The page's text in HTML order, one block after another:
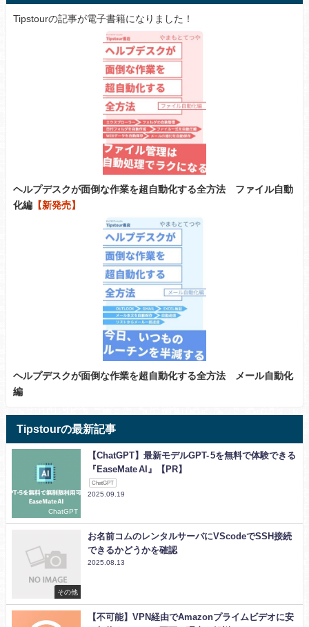
Tipstourの記事が電子書籍になりました！
ヘルプデスクが面倒な作業を超自動化する全方法 ファイル自動
化編 【新発売】
ヘルプデスクが面倒な作業を超自動化する全方法 メール自動化
編
Tipstourの最新記事
ChatGPT
【ChatGPT】最新モデルGPT- 5を無料で体験できる
『EaseMate AI』【PR】
ChatGPT
2025.09.19
その他
お名前コムのレンタルサーバにVScodeでSSH接続
できるかどうかを確認
2025.08.13
【不可能】VPN経由でAmazonプライムビデオに安